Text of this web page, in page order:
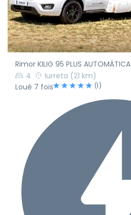
Rimor KILIG 95 PLUS AUTOMÁTICA
4
Iurreta (21 km)
Loué 7 fois
(1)